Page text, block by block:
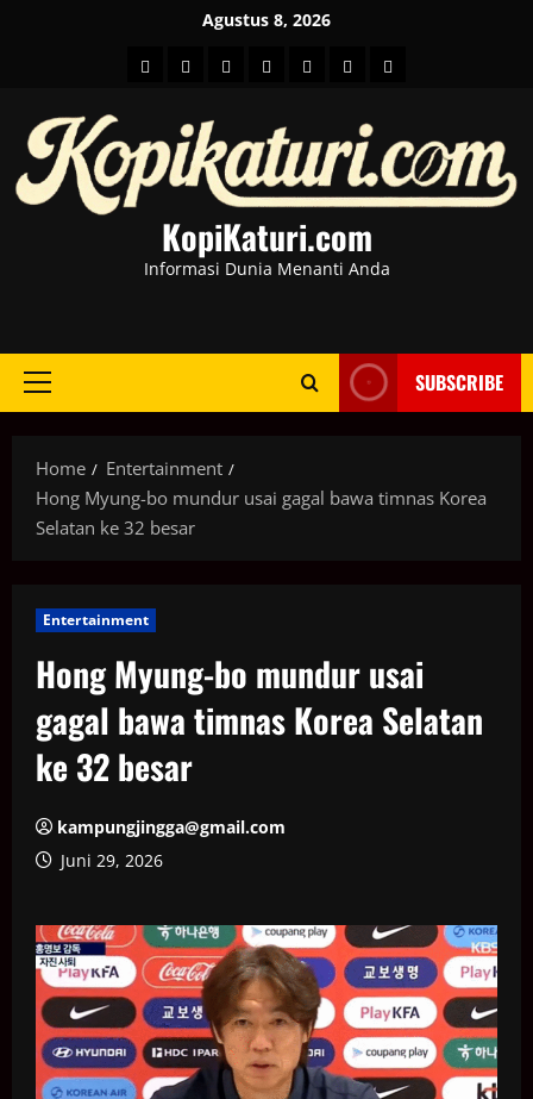
Agustus 8, 2026
HOMEBeritahot
BusinessKesehatan
SportEntertainment
KopiKaturi.com
Informasi Dunia Menanti Anda
Primary
SUBSCRIBE
Home
Entertainment
Hong Myung-bo mundur usai gagal bawa timnas Korea
Selatan ke 32 besar
Entertainment
Hong Myung-bo mundur usai
gagal bawa timnas Korea Selatan
ke 32 besar
kampungjingga@gmail.com
Juni 29, 2026